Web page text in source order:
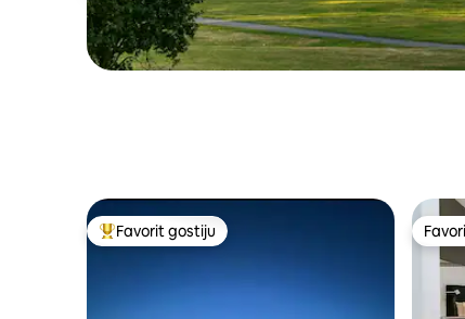
Glavni favorit gostiju
Favorit gostiju